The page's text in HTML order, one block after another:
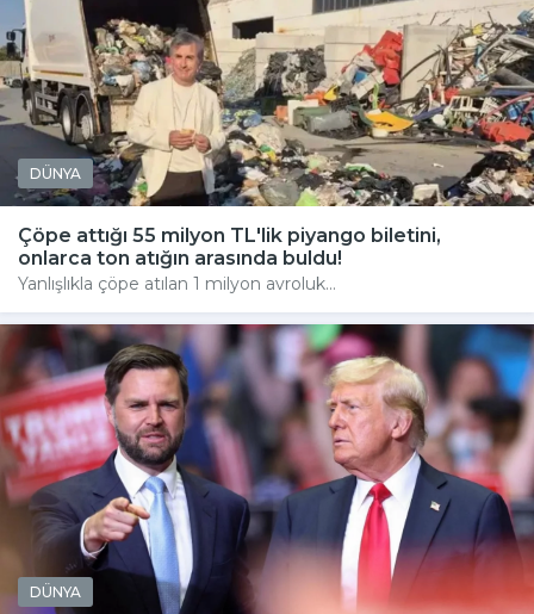
DÜNYA
Çöpe attığı 55 milyon TL'lik piyango biletini,
onlarca ton atığın arasında buldu!
Yanlışlıkla çöpe atılan 1 milyon avroluk...
DÜNYA